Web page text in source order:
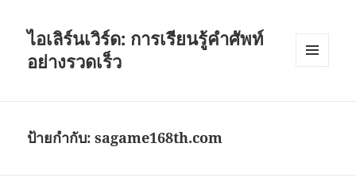
ไอเลิร์นเวิร์ด: การเรียนรู้คำศัพท์
อย่างรวดเร็ว
ป้ายกำกับ:sagame168th.com